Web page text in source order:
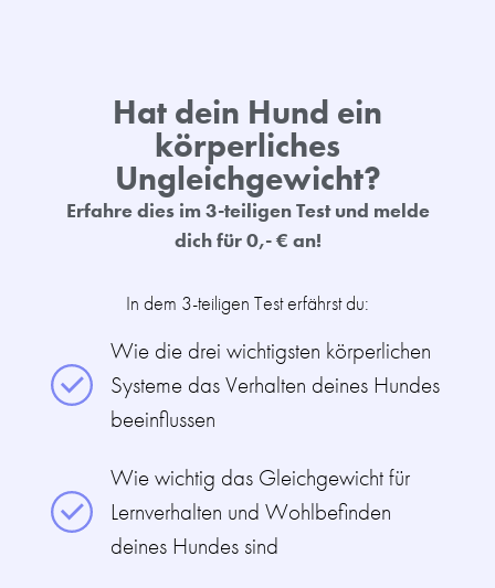
Hat dein Hund ein
körperliches
Ungleichgewicht?
Erfahre dies im 3-teiligen Test und melde
dich für 0,- € an!
In dem 3-teiligen Test erfährst du:
Wie die drei wichtigsten körperlichen
Systeme das Verhalten deines Hundes
beeinflussen
Wie wichtig das Gleichgewicht für
Lernverhalten und Wohlbefinden
deines Hundes sind